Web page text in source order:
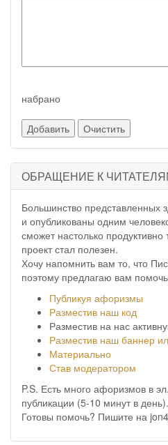
набрано
ОБРАЩЕНИЕ К
Большинство представленных
и опубликованы одним
сможет настолько продуктивно
проект стал полезен.
Хочу напомнить вам то, что
поэтому предлагаю вам
Публикуя афоризмы
Разместив наш код
Разместив на нас
Разместив наш баннер
Материально
Став модератором
P.S. Есть много афоризмов в
публикации (5-10 минут в день).
Готовы помочь? Пишите на